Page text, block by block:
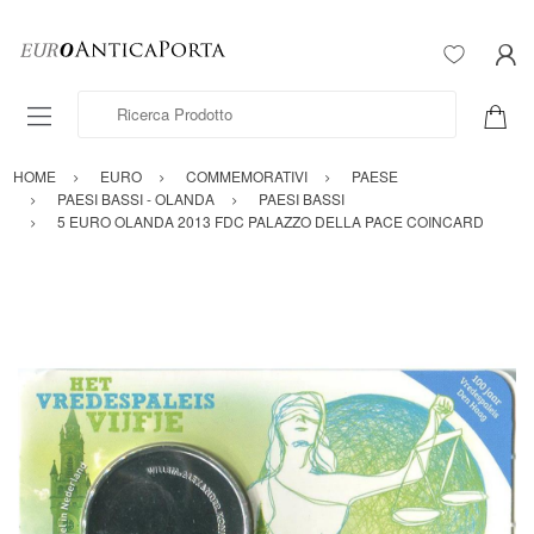
Ricerca Prodotto
HOME EURO COMMEMORATIVI
PAESE
PAESI BASSI - OLANDA
PAESI BASSI
5 EURO OLANDA 2013 FDC PALAZZO DELLA PACE COINCARD